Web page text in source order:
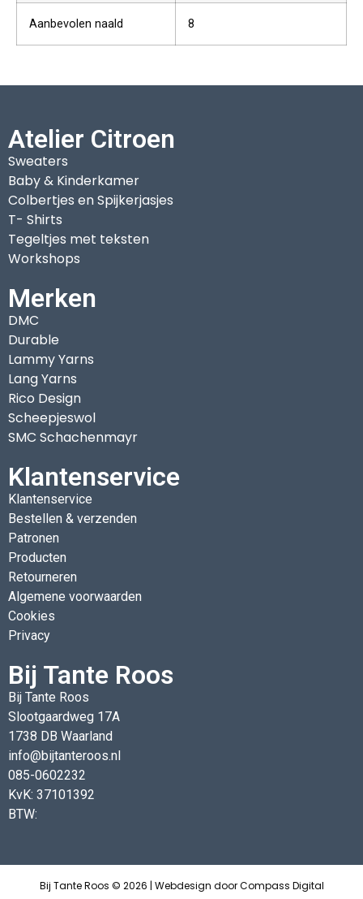
Aanbevolen naald 8
Atelier Citroen
Sweaters
Baby & Kinderkamer
Colbertjes en Spijkerjasjes
T- Shirts
Tegeltjes met teksten
Workshops
Merken
DMC
Durable
Lammy Yarns
Lang Yarns
Rico Design
Scheepjeswol
SMC Schachenmayr
Klantenservice
Klantenservice
Bestellen & verzenden
Patronen
Producten
Retourneren
Algemene voorwaarden
Cookies
Privacy
Bij Tante Roos
Bij Tante Roos
Slootgaardweg 17A
1738 DB Waarland
info@bijtanteroos.nl
085-0602232
KvK: 37101392
BTW:
Bij Tante Roos © 2026 | Webdesign doorCompass Digital